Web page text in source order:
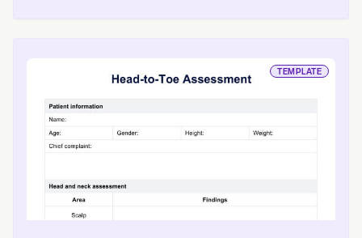
TEMPLATE